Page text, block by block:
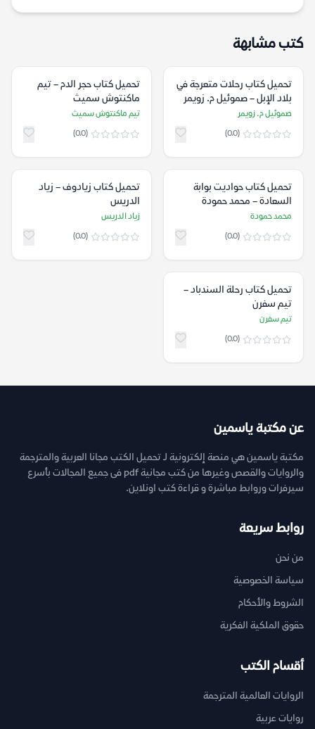
كتب مشابهة
تحميل كتاب رحلات متعرجة في
بلاد الإبل – صموئيل م. زويمر
صموئيل م. زويمر
(0.0)
تحميل كتاب حجر الدم – تيم
ماكنتوش سميث
تيم ماكنتوش سميث
(0.0)
تحميل كتاب حواديت بوابة
السعادة – محمد حمودة
محمد حمودة
(0.0)
تحميل كتاب زيادوف – زياد
الدريس
زياد الدريس
(0.0)
تحميل كتاب رحلة السندباد –
تيم سفرن
تيم سفرن
(0.0)
عن مكتبة ياسمين
مكتبة ياسمين هي منصة إلكترونية لـ تحميل الكتب مجانا العربية والمترجمة
والروايات والقصص وغيرها من كتب مجانية pdf فى جميع المجالات بأسرع
سيرفرات وروابط مباشرة و قراءة كتب اونلاين.
روابط سريعة
من نحن
سياسة الخصوصية
الشروط والأحكام
حقوق الملكية الفكرية
أقسام الكتب
الروايات العالمية المترجمة
روايات عربية